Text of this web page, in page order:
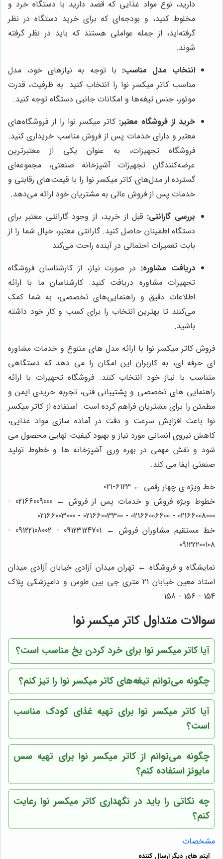
دارید، نوع مواد غذایی که قصد دارید با دستگاه خرد و
مخلوط کنید، و بودجه‌ای که برای خرید دستگاه در نظر
گرفته‌اید، از جمله عواملی هستند که باید در نظر گرفته
شوند.
انتخاب مدل مناسب: با توجه به نیازهای خود، مدل
مناسب کاتر میکسر نوا را انتخاب کنید. به ظرفیت، قدرت
موتور، جنس تیغه‌ها و امکانات جانبی دستگاه توجه کنید.
خرید از فروشگاه معتبر: کاتر میکسر نوا را از فروشگاه‌های
معتبر و دارای خدمات پس از فروش مناسب خریداری کنید.
فروشگاه تجهیزات، به عنوان یکی از معتبرترین
عرضه‌کنندگان تجهیزات آشپزخانه صنعتی، مجموعه‌ای
گسترده از مدل‌های کاتر میکسر نوا را با قیمت‌های رقابتی و
خدمات پس از فروش عالی به مشتریان خود ارائه می‌دهد.
بررسی گارانتی: قبل از خرید، از وجود گارانتی معتبر برای
دستگاه اطمینان حاصل کنید. گارانتی معتبر، خیال شما را از
بابت تعمیرات احتمالی در آینده راحت می‌کند.
دریافت مشاوره: در صورت نیاز، از کارشناسان فروشگاه
تجهیزات مشاوره دریافت کنید. کارشناسان ما با ارائه
اطلاعات دقیق و راهنمایی‌های تخصصی، به شما کمک
می‌کنند تا بهترین انتخاب را برای کسب و کار خود داشته
باشید.
فروش کاتر میکسر نوا با ارائه مدل های متنوع و خدمات مشاوره
ای حرفه ای، به کاربران این امکان را می دهد که دستگاهی
متناسب با نیاز خود انتخاب کنند. فروشگاه تجهیزات با ارائه
راهنمایی های تخصصی و پشتیبانی فنی، تجربه خریدی ایمن و
مطمئن را برای مشتریان فراهم کرده است. استفاده از کاتر میکسر
نوا باعث افزایش سرعت و دقت در آماده سازی مواد غذایی،
کاهش نیروی انسانی مورد نیاز و بهبود کیفیت نهایی محصول می
شود و نقش مهمی در بهره وری آشپزخانه ها و خطوط تولید
صنعتی ایفا می کند.
خط ویژه ی چهار رقمی ← 6123-021
خطوط ویژه فروش و خدمات پس از فروش ← 02166009000 -
02166008000 - 02166006600 - 02166003300 - 02166003000
خط مستقیم مشاوران فروش ← 09123124701 - 09122108002 -
09122200108
نمایشگاه و فروشگاه ← تهران میدان آزادی خیابان آزادی میدان
استاد معین خیابان ۲۱ متری جی بین طوس و دامپزشکی پلاک
154 - 156 - 158
سوالات متداول کاتر میکسر نوا
آیا کاتر میکسر نوا برای خرد کردن یخ مناسب است؟
چگونه می‌توانم تیغه‌های کاتر میکسر نوا را تیز کنم؟
آیا کاتر میکسر نوا برای تهیه غذای کودک مناسب
است؟
چگونه می‌توانم از کاتر میکسر نوا برای تهیه سس
مایونز استفاده کنم؟
چه نکاتی را باید در نگهداری کاتر میکسر نوا رعایت
کنم؟
مشخصات